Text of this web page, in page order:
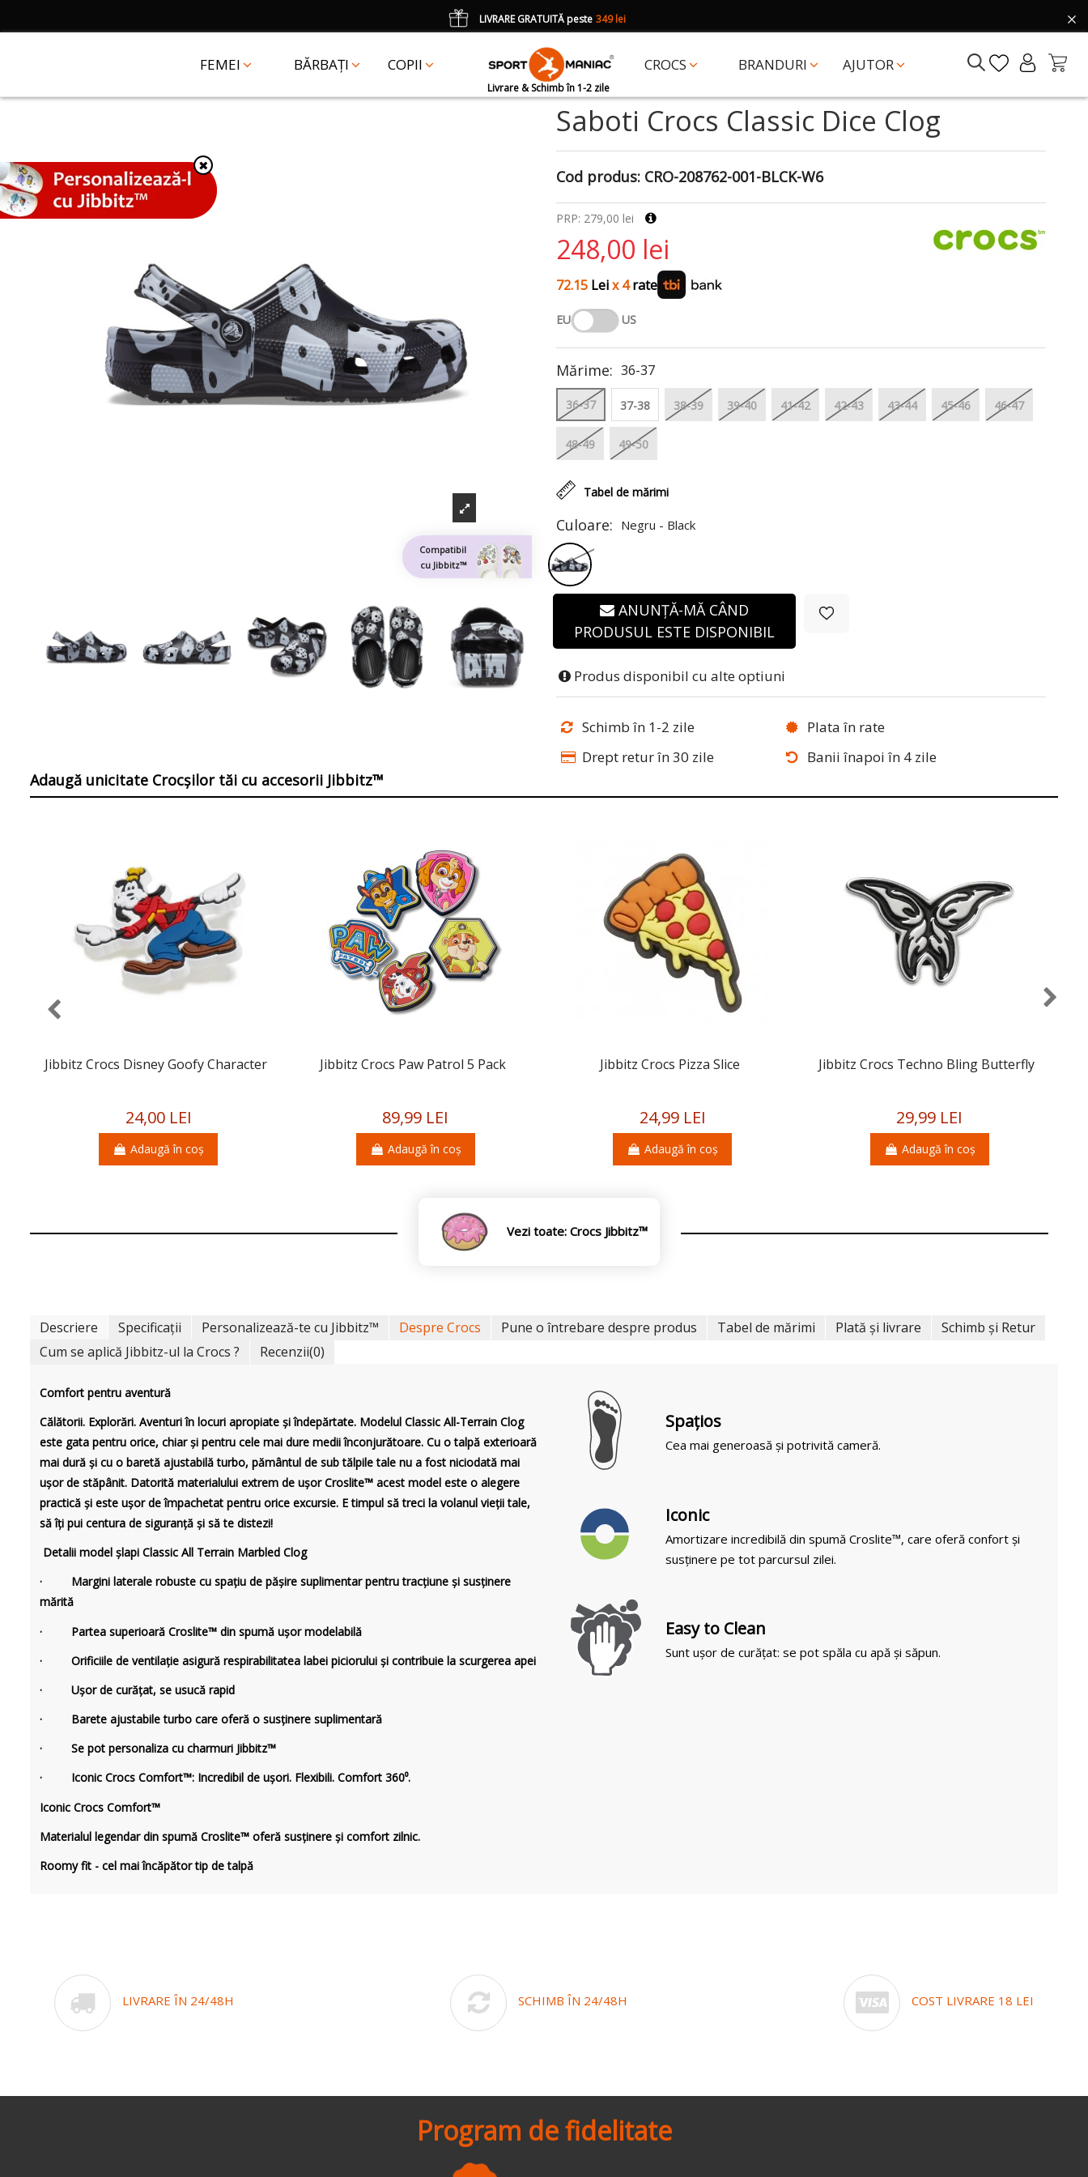
FEMEI BĂRBAȚI COPII CROCS BRANDURI AJUTOR
Livrare & Schimb în 1-2 zile
LIVRARE GRATUITĂ peste 349 lei
CADOUun accesoriu Crocs Jibbitz în val. de 25 lei cu codul: JIBBITZ
✖
Compatibil
cu Jibbitz™
Saboti Crocs Classic Dice Clog
Cod produs: CRO-208762-001-BLCK-W6
PRP: 279,00 lei
248,00 lei
72.15 Leix 4rate
EU US
Culoare: Negru - Black
Tabel de mărimi
Mărime: 36-37
36-37 37-38 38-39 39-40 41-42 42-43 43-44 45-46 46-47
48-49 49-50
ANUNȚĂ-MĂ CÂND
PRODUSUL ESTE DISPONIBIL
Produs disponibil cu alte optiuni
Schimb în 1-2 zile
Plata în rate
Drept retur în 30 zile
Banii înapoi în 4 zile
Adaugă unicitate Crocșilor tăi cu accesorii Jibbitz™
Jibbitz Crocs Disney Goofy Character
24,00 LEI
Adaugă în coș
Jibbitz Crocs Paw Patrol 5 Pack
89,99 LEI
Adaugă în coș
Jibbitz Crocs Pizza Slice
24,99 LEI
Adaugă în coș
Jibbitz Crocs Techno Bling Butterfly
29,99 LEI
Adaugă în coș
Vezi toate: Crocs Jibbitz™
Descriere Specificații Personalizează-te cu Jibbitz™ Despre Crocs Pune o întrebare despre produs Tabel de mărimi Plată și livrare
Schimb și Retur
Cum se aplică Jibbitz-ul la Crocs ?
Recenzii(0)
Comfort pentru aventură
Călătorii. Explorări. Aventuri în locuri apropiate și îndepărtate. Modelul Classic All-Terrain Clog
este gata pentru orice, chiar și pentru cele mai dure medii înconjurătoare. Cu o talpă exterioară
mai dură și cu o baretă ajustabilă turbo, pământul de sub tălpile tale nu a fost niciodată mai
ușor de stăpânit. Datorită materialului extrem de ușor Croslite™ acest model este o alegere
practică și este ușor de împachetat pentru orice excursie. E timpul să treci la volanul vieții tale,
să îți pui centura de siguranță și să te distezi!
Detalii model șlapi Classic All Terrain Marbled Clog
· Margini laterale robuste cu spațiu de pășire suplimentar pentru tracțiune și susținere
mărită
· Partea superioară Croslite™ din spumă ușor modelabilă
· Orificiile de ventilație asigură respirabilitatea labei piciorului și contribuie la scurgerea apei
· Ușor de curățat, se usucă rapid
· Barete ajustabile turbo care oferă o susținere suplimentară
· Se pot personaliza cu charmuri Jibbitz™
· Iconic Crocs Comfort™: Incredibil de ușori. Flexibili. Comfort 360⁰.
Iconic Crocs Comfort™
Materialul legendar din spumă Croslite™ oferă susținere și comfort zilnic.
Roomy fit - cel mai încăpător tip de talpă
Spaţios
Cea mai generoasă și potrivită cameră.
Iconic
Amortizare incredibilă din spumă Croslite™, care oferă confort și
susținere pe tot parcursul zilei.
Easy to Clean
Sunt ușor de curățat: se pot spăla cu apă și săpun.
LIVRARE ÎN 24/48H SCHIMB ÎN 24/48H COST LIVRARE 18 LEI
Program de fidelitate